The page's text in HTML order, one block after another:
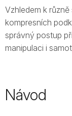
Vzhledem k
kompresních
správný postup
manipulaci i
Návod